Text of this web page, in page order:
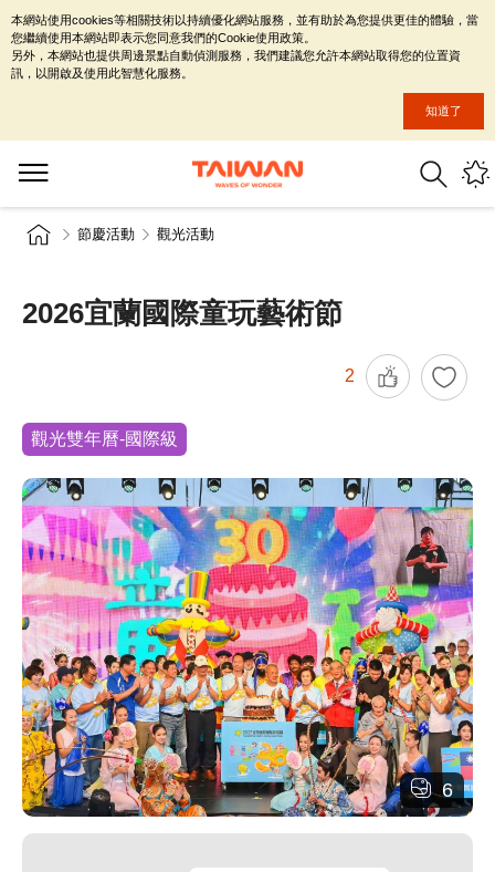
節慶活動 觀光活動
2026宜蘭國際童玩藝術節
2
觀光雙年曆-國際級
6
本網站使用cookies等相關技術以持續優化網站服務，並有助於為您提供更佳的體驗，當
您繼續使用本網站即表示您同意我們的Cookie使用政策。
另外，本網站也提供周邊景點自動偵測服務，我們建議您允許本網站取得您的位置資
訊，以開啟及使用此智慧化服務。
知道了